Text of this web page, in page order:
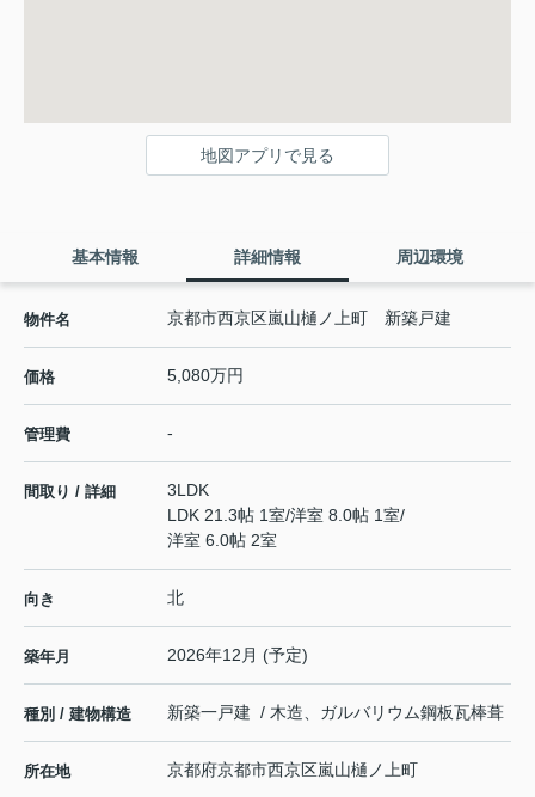
地図アプリで見る
基本情報 詳細情報 周辺環境
物件名 京都市西京区嵐山樋ノ上町 新築戸建
価格 5,080万円
管理費 -
間取り / 詳細
3LDK
LDK 21.3帖 1室/洋室 8.0帖 1室/
洋室 6.0帖 2室
向き 北
築年月 2026年12月 (予定)
種別 / 建物構造 新築一戸建 / 木造、ガルバリウム鋼板瓦棒葺
所在地 京都府京都市西京区嵐山樋ノ上町